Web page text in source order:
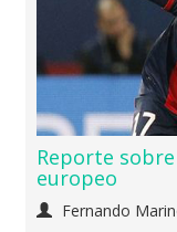
Reporte
europeo
Fernando